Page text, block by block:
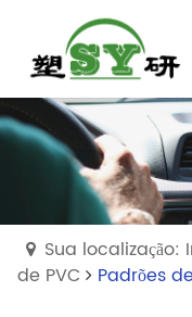
Sua localização:
de PVC
Padrões